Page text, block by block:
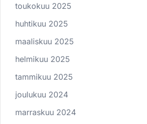
toukokuu 2025
huhtikuu 2025
maaliskuu 2025
helmikuu 2025
tammikuu 2025
joulukuu 2024
marraskuu 2024